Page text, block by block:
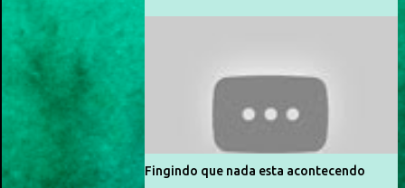
Rocinha. A assessora de Direitos Humanos
da Anistia Internacional, Renata Neder, disse
à Agência Brasil que ações e atividades de
mobilização são feitas normalmente pela
organização não governamental. As ações
de solidariedade são promovidas em apoio
Fingindo que nada esta acontecendo